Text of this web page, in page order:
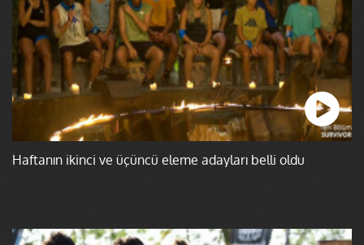
Haftanın ikinci ve üçüncü eleme adayları belli oldu